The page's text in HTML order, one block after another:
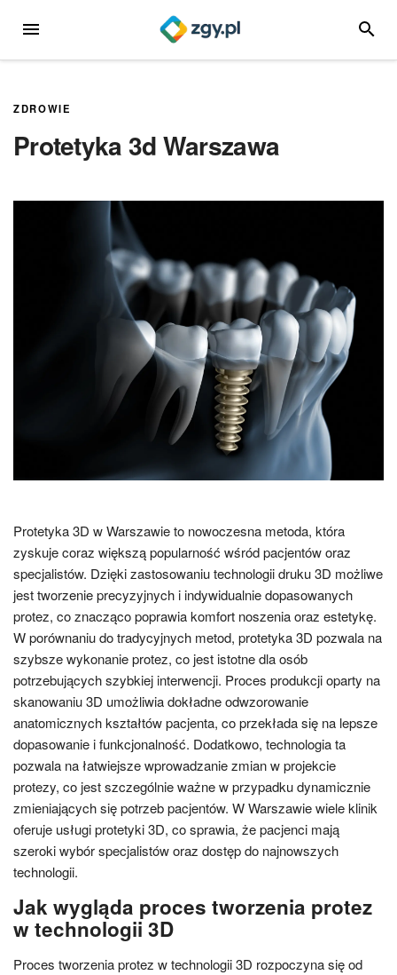
MENU
ZDROWIE
Protetyka 3d Warszawa
Protetyka 3D w Warszawie to nowoczesna metoda, która
zyskuje coraz większą popularność wśród pacjentów oraz
specjalistów. Dzięki zastosowaniu technologii druku 3D możliwe
jest tworzenie precyzyjnych i indywidualnie dopasowanych
protez, co znacząco poprawia komfort noszenia oraz estetykę.
W porównaniu do tradycyjnych metod, protetyka 3D pozwala na
szybsze wykonanie protez, co jest istotne dla osób
potrzebujących szybkiej interwencji. Proces produkcji oparty na
skanowaniu 3D umożliwia dokładne odwzorowanie
anatomicznych kształtów pacjenta, co przekłada się na lepsze
dopasowanie i funkcjonalność. Dodatkowo, technologia ta
pozwala na łatwiejsze wprowadzanie zmian w projekcie
protezy, co jest szczególnie ważne w przypadku dynamicznie
zmieniających się potrzeb pacjentów. W Warszawie wiele klinik
oferuje usługi protetyki 3D, co sprawia, że pacjenci mają
szeroki wybór specjalistów oraz dostęp do najnowszych
technologii.
Jak wygląda proces tworzenia protez
w technologii 3D
Proces tworzenia protez w technologii 3D rozpoczyna się od